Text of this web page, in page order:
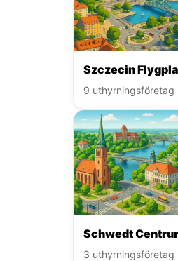
Szczecin
9 uthyrningsföretag
Schwedt
3 uthyrningsföretag